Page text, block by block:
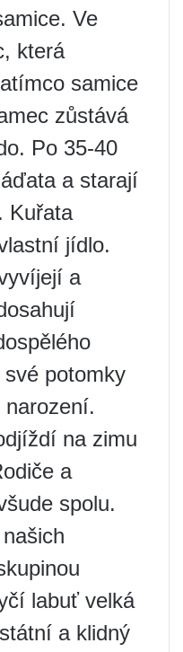
Ve
která
samice
zůstává
Po 35-40
a starají
Kuřata
jídlo.
a
potomky
na zimu
a
spolu.
labuť velká
a klidný